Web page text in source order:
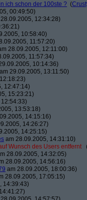
ich schon der 100ste ? (
00:49:50)
12:34:28)
10:58:40)
11:57:20)
28.09.2005, 12:11:00)
11:57:34)
10:14:36)
am 29.09.2005, 13:11:50)
12:47:14)
15:23:21)
13:53:18)
14:15:16)
14:26:27)
14:25:15)
am 28.09.2005, 14:31:10)
Wunsch des Users entfernt
28.09.2005, 14:32:05)
28.09.2005, 14:56:16)
am 28.09.2005, 18:00:36)
28.09.2005, 17:05:15)
14:39:43)